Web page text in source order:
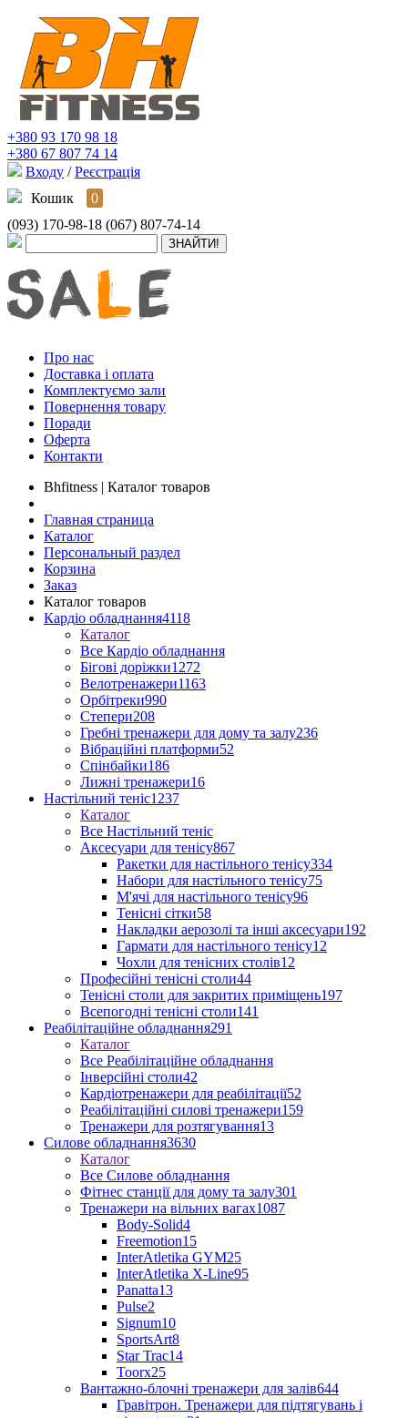
+380 93 170 98 18
+380 67 807 74 14
Входу / Реєстрація
Кошик
0
(093) 170-98-18 (067) 807-74-14
Про нас
Доставка і оплата
Комплектуємо зали
Повернення товару
Поради
Оферта
Контакти
Bhfitness | Каталог товаров
Главная страница
Каталог
Персональный раздел
Корзина
Заказ
Каталог товаров
Кардіо обладнання4118
Каталог
Все Кардіо обладнання
Бігові доріжки1272
Велотренажери1163
Орбітреки990
Степери208
Гребні тренажери для дому та залу236
Вібраційні платформи52
Спінбайки186
Лижні тренажери16
Настільний теніс1237
Каталог
Все Настільний теніс
Аксесуари для тенісу867
Ракетки для настільного тенісу334
Набори для настільного тенісу75
М'ячі для настільного тенісу96
Тенісні сітки58
Накладки аерозолі та інші аксесуари192
Гармати для настільного тенісу12
Чохли для тенісних столів12
Професійні тенісні столи44
Тенісні столи для закритих приміщень197
Всепогодні тенісні столи141
Реабілітаційне обладнання291
Каталог
Все Реабілітаційне обладнання
Інверсійні столи42
Кардіотренажери для реабілітації52
Реабілітаційні силові тренажери159
Тренажери для розтягування13
Силове обладнання3630
Каталог
Все Силове обладнання
Фітнес станції для дому та залу301
Тренажери на вільних вагах1087
Body-Solid4
Freemotion15
InterAtletika GYM25
InterAtletika X-Line95
Panatta13
Pulse2
Signum10
SportsArt8
Star Trac14
Toorx25
Вантажно-блочні тренажери для залів644
Гравітрон. Тренажери для підтягувань і